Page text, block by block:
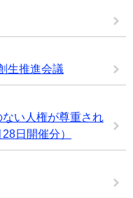
生推進会議
い人権が尊重され
日開催分）